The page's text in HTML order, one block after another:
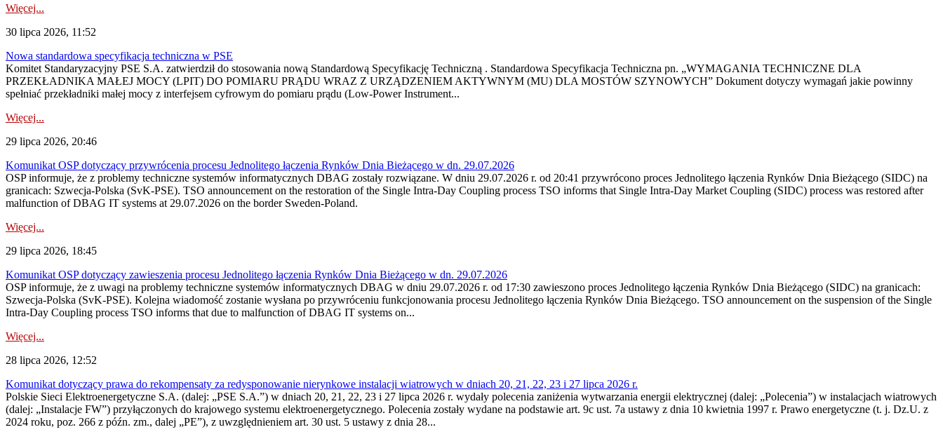
Więcej...
30 lipca 2026, 11:52
Nowa standardowa specyfikacja techniczna w PSE
Komitet Standaryzacyjny PSE S.A. zatwierdził do stosowania nową Standardową Specyfikację Techniczną . Standardowa Specyfikacja Techniczna pn. „WYMAGANIA TECHNICZNE DLA
PRZEKŁADNIKA MAŁEJ MOCY (LPIT) DO POMIARU PRĄDU WRAZ Z URZĄDZENIEM AKTYWNYM (MU) DLA MOSTÓW SZYNOWYCH” Dokument dotyczy wymagań jakie powinny
spełniać przekładniki małej mocy z interfejsem cyfrowym do pomiaru prądu (Low-Power Instrument...
Więcej...
29 lipca 2026, 20:46
Komunikat OSP dotyczący przywrócenia procesu Jednolitego łączenia Rynków Dnia Bieżącego w dn. 29.07.2026
OSP informuje, że z problemy techniczne systemów informatycznych DBAG zostały rozwiązane. W dniu 29.07.2026 r. od 20:41 przywrócono proces Jednolitego łączenia Rynków Dnia Bieżącego (SIDC) na
granicach: Szwecja-Polska (SvK-PSE). TSO announcement on the restoration of the Single Intra-Day Coupling process TSO informs that Single Intra-Day Market Coupling (SIDC) process was restored after
malfunction of DBAG IT systems at 29.07.2026 on the border Sweden-Poland.
Więcej...
29 lipca 2026, 18:45
Komunikat OSP dotyczący zawieszenia procesu Jednolitego łączenia Rynków Dnia Bieżącego w dn. 29.07.2026
OSP informuje, że z uwagi na problemy techniczne systemów informatycznych DBAG w dniu 29.07.2026 r. od 17:30 zawieszono proces Jednolitego łączenia Rynków Dnia Bieżącego (SIDC) na granicach:
Szwecja-Polska (SvK-PSE). Kolejna wiadomość zostanie wysłana po przywróceniu funkcjonowania procesu Jednolitego łączenia Rynków Dnia Bieżącego. TSO announcement on the suspension of the Single
Intra-Day Coupling process TSO informs that due to malfunction of DBAG IT systems on...
Więcej...
28 lipca 2026, 12:52
Komunikat dotyczący prawa do rekompensaty za redysponowanie nierynkowe instalacji wiatrowych w dniach 20, 21, 22, 23 i 27 lipca 2026 r.
Polskie Sieci Elektroenergetyczne S.A. (dalej: „PSE S.A.”) w dniach 20, 21, 22, 23 i 27 lipca 2026 r. wydały polecenia zaniżenia wytwarzania energii elektrycznej (dalej: „Polecenia”) w instalacjach wiatrowych
(dalej: „Instalacje FW”) przyłączonych do krajowego systemu elektroenergetycznego. Polecenia zostały wydane na podstawie art. 9c ust. 7a ustawy z dnia 10 kwietnia 1997 r. Prawo energetyczne (t. j. Dz.U. z
2024 roku, poz. 266 z późn. zm., dalej „PE”), z uwzględnieniem art. 30 ust. 5 ustawy z dnia 28...